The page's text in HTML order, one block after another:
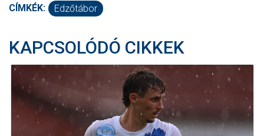
CÍMKÉK: Edzőtábor
KAPCSOLÓDÓ CIKKEK